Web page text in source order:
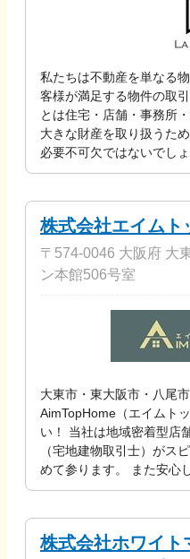
私たちは不動産を単なる
客様が満足する物件の取
とは住宅・店舗・事務所
大きな財産を取り扱うた
必要不可欠ではないでし
株式会社エイム
〒574-0046 大阪府 大
ン本館506号室
大東市・東大阪市・八尾
AimTopHome（エイムト
い！ 当社は地域密着型店
（宅地建物取引士）がス
めて参ります。 また安心
株式会社ホワイ